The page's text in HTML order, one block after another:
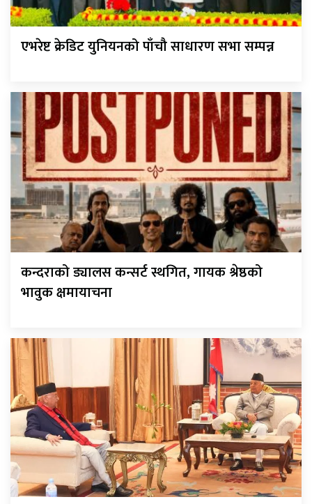
एभरेष्ट क्रेडिट युनियनको पाँचौ साधारण सभा सम्पन्न
कन्दराको ड्यालस कन्सर्ट स्थगित, गायक श्रेष्ठको
भावुक क्षमायाचना